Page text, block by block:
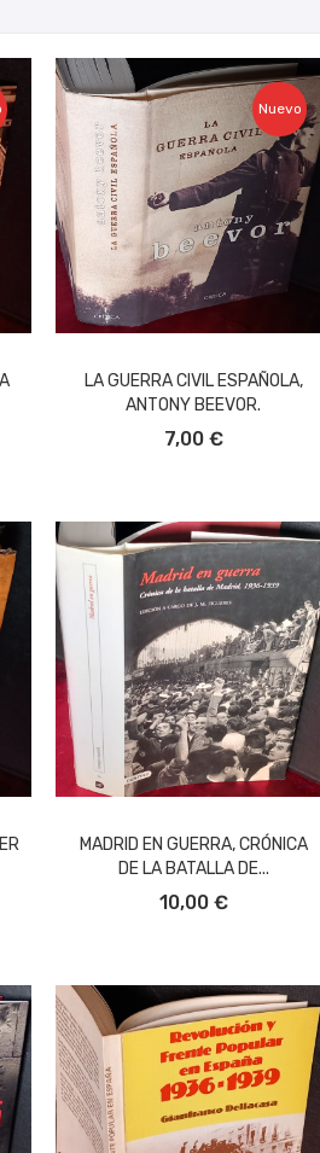
Nuevo
LA GUERRA CIVIL ESPAÑOLA,
ANTONY BEEVOR.
7,00 €
MADRID EN GUERRA, CRÓNICA
DE LA BATALLA DE...
10,00 €